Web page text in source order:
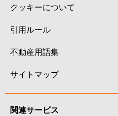
クッキーについて
引用ルール
不動産用語集
サイトマップ
関連サービス